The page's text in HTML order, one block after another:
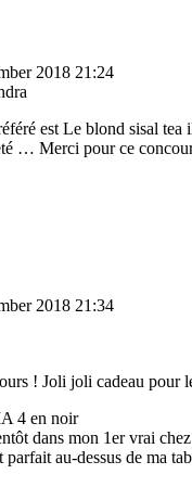
2018 21:24
est Le blond sisal tea
… Merci pour ce
2018 21:34
! Joli joli cadeau pour
4 en noir
dans mon 1er vrai
parfait au-dessus de ma